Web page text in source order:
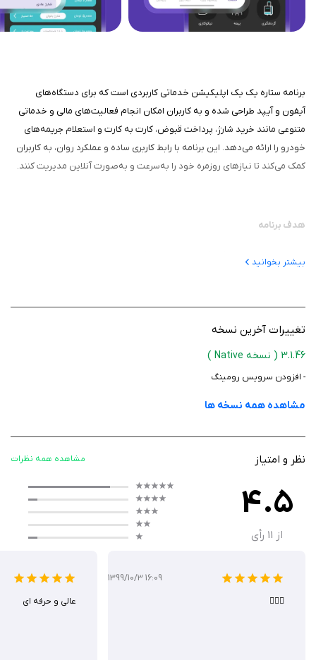
برنامه ستاره یک یک اپلیکیشن خدماتی کاربردی است که برای دستگاه‌های
آیفون و آیپد طراحی شده و به کاربران امکان انجام فعالیت‌های مالی و خدماتی
متنوعی مانند خرید شارژ، پرداخت قبوض، کارت به کارت و استعلام جریمه‌های
خودرو را ارائه می‌دهد. این برنامه با رابط کاربری ساده و عملکرد روان، به کاربران
کمک می‌کند تا نیازهای روزمره خود را به‌سرعت و به‌صورت آنلاین مدیریت کنند.
هدف برنامه
قبوض و خرید شارژ را به‌صورت آنلاین انجام دهند. ستاره یک با تمرکز بر سهولت
استفاده و دسترسی سریع، به‌ویژه برای کاربران ایرانی که به دنبال مدیریت مالی
همه‌کاره، جایگزینی مناسب برای چندین برنامه خدماتی جداگانه ارائه می‌دهد.
ستاره یک با رابط کاربری ساده و کاربردی، امکان انجام خدمات مالی را با سرعت و
مقصد را وارد کرده و با استفاده از رمز دوم پویا، عملیات کارت به کارت را تکمیل
کنند. در بخش پرداخت قبوض، امکان استعلام و پرداخت قبوض آب، برق، گاز و
تلفن به‌صورت آنلاین وجود دارد که مشابه عملکرد اپلیکیشن‌هایی مانند قبضینو
است. خرید شارژ نیز با انتخاب اپراتور (مانند ایرانسل یا همراه اول) و نوع شارژ
بیشتر بخوانید
تغییرات آخرین نسخه
3.1.46 ( نسخه Native )
- افزودن سرویس رومینگ
مشاهده همه نسخه ها
مشاهده همه نظرات نظر و امتیاز
4.5
از 11 رأی
1399/10/3 16:09
👌🏼🌹 عالی و حرفه ای